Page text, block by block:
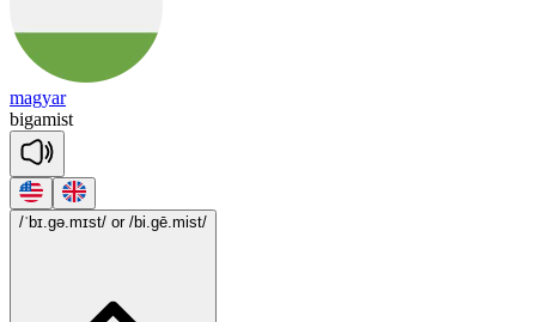
magyar
bigamist
/ˈbɪ.gə.mɪst/ or /bi.gē.mist/